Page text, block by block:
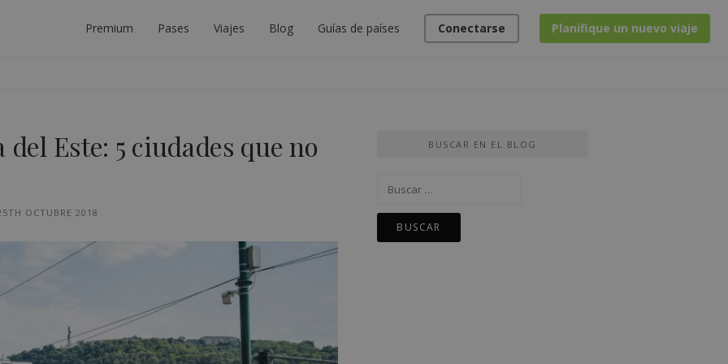
Premium Pases Viajes Blog Guías de países Conectarse Planifique un nuevo viaje
Este: 5 ciudades que no
OCTUBRE 2018
BUSCAR EN EL BLOG
Buscar: